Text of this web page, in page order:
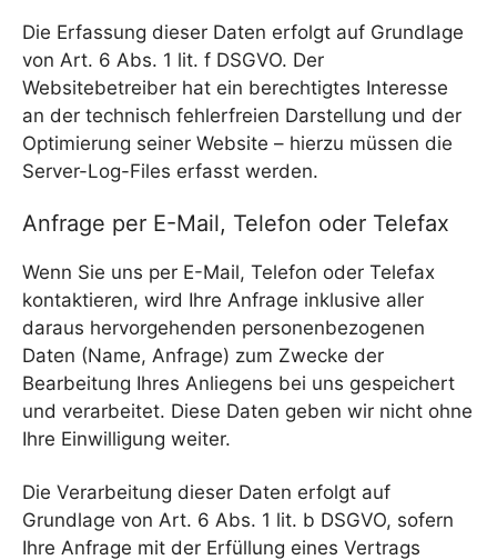
Die Erfassung dieser Daten erfolgt auf Grundlage
von Art. 6 Abs. 1 lit. f DSGVO. Der
Websitebetreiber hat ein berechtigtes Interesse
an der technisch fehlerfreien Darstellung und der
Optimierung seiner Website – hierzu müssen die
Server-Log-Files erfasst werden.
Anfrage per E-Mail, Telefon oder Telefax
Wenn Sie uns per E-Mail, Telefon oder Telefax
kontaktieren, wird Ihre Anfrage inklusive aller
daraus hervorgehenden personenbezogenen
Daten (Name, Anfrage) zum Zwecke der
Bearbeitung Ihres Anliegens bei uns gespeichert
und verarbeitet. Diese Daten geben wir nicht ohne
Ihre Einwilligung weiter.
Die Verarbeitung dieser Daten erfolgt auf
Grundlage von Art. 6 Abs. 1 lit. b DSGVO, sofern
Ihre Anfrage mit der Erfüllung eines Vertrags